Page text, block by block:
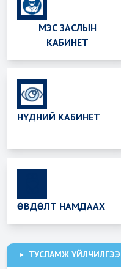
МЭС ЗАСЛЫН
КАБИНЕТ
НҮДНИЙ КАБИНЕТ
ӨВДӨЛТ НАМДААХ
ТУСЛАМЖ ҮЙЛЧИЛГЭЭ